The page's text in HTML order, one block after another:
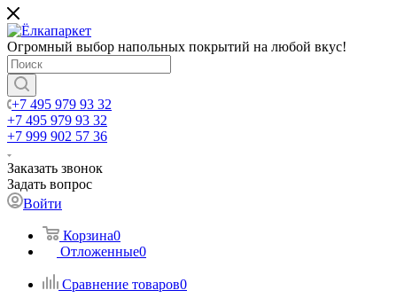
Огромный выбор напольных покрытий на любой вкус!
+7 495 979 93 32
+7 495 979 93 32
+7 999 902 57 36
Заказать звонок
Задать вопрос
Войти
Корзина0
Отложенные0
Сравнение товаров0